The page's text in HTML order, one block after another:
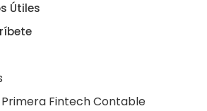
Útiles
Primera Fintech Contable